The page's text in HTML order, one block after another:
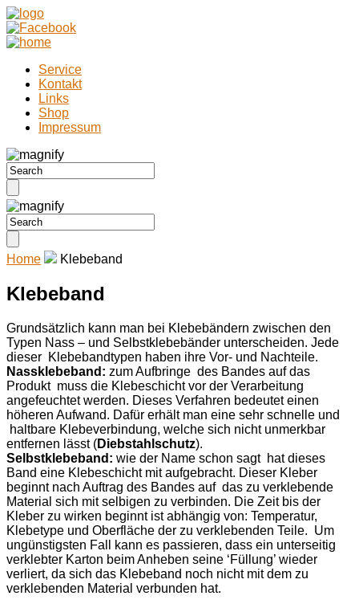
Service
Kontakt
Links
Shop
Impressum
Home Klebeband
Klebeband
Grundsätzlich kann man bei Klebebändern zwischen den
Typen Nass – und Selbstklebebänder unterscheiden. Jede
dieser Klebebandtypen haben ihre Vor- und Nachteile.
Nassklebeband: zum Aufbringe des Bandes auf das
Produkt muss die Klebeschicht vor der Verarbeitung
angefeuchtet werden. Dieses Verfahren bedeutet einen
höheren Aufwand. Dafür erhält man eine sehr schnelle und
haltbare Klebeverbindung, welche sich nicht unmerkbar
entfernen lässt (Diebstahlschutz).
Selbstklebeband: wie der Name schon sagt hat dieses
Band eine Klebeschicht mit aufgebracht. Dieser Kleber
beginnt nach Auftrag des Bandes auf das zu verklebende
Material sich mit selbigen zu verbinden. Die Zeit bis der
Kleber zu wirken beginnt ist abhängig von: Temperatur,
Klebetype und Oberfläche der zu verklebenden Teile. Um
ungünstigsten Fall kann es passieren, dass ein unterseitig
verklebter Karton beim Anheben seine ‘Füllung’ wieder
verliert, da sich das Klebeband noch nicht mit dem zu
verklebenden Material verbunden hat.